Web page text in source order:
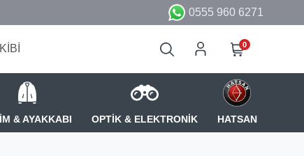
0555 960 6271
0
& AYAKKABI OPTİK & ELEKTRONİK HATSAN